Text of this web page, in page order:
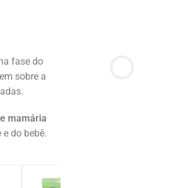
fase do
sobre a
mamária
do bebê.